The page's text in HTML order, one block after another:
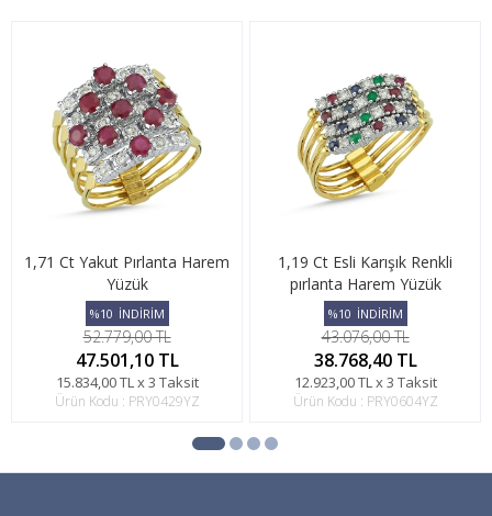
1,71 Ct Yakut Pırlanta Harem
Yüzük
%10 İNDİRİM
52.779,00 TL
47.501,10 TL
15.834,00 TL x 3 Taksit
Ürün Kodu : PRY0429YZ
1,19 Ct Esli Karışık Renkli
pırlanta Harem Yüzük
%10 İNDİRİM
43.076,00 TL
38.768,40 TL
12.923,00 TL x 3 Taksit
Ürün Kodu : PRY0604YZ